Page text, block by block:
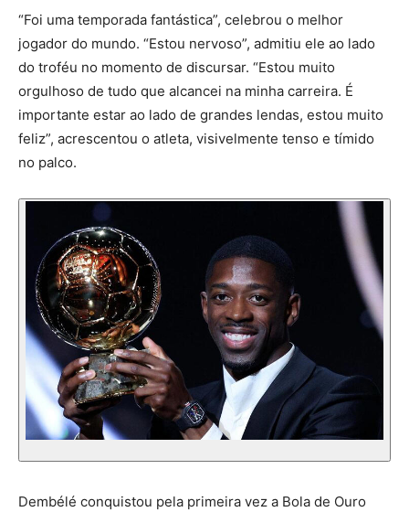
“Foi uma temporada fantástica”, celebrou o melhor
jogador do mundo. “Estou nervoso”, admitiu ele ao lado
do troféu no momento de discursar. “Estou muito
orgulhoso de tudo que alcancei na minha carreira. É
importante estar ao lado de grandes lendas, estou muito
feliz”, acrescentou o atleta, visivelmente tenso e tímido
no palco.
Dembélé conquistou pela primeira vez a Bola de Ouro